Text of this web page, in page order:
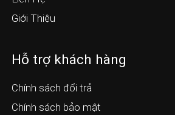
Giới Thiệu
Hỗ trợ khách hàng
Chính sách đổi trả
Chính sách bảo mật